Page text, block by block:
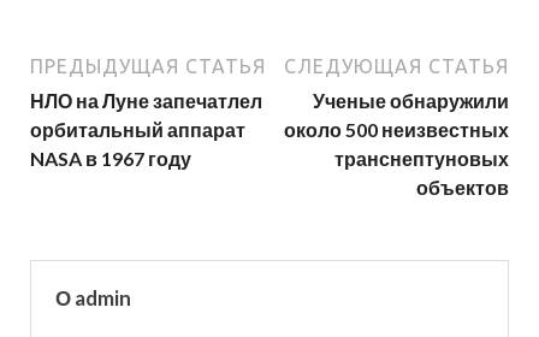
ПРЕДЫДУЩАЯ СТАТЬЯ
НЛО на Луне запечатлел
орбитальный аппарат
NASA в 1967 году
СЛЕДУЮЩАЯ СТАТЬЯ
Ученые обнаружили
около 500 неизвестных
транснептуновых
объектов
О admin